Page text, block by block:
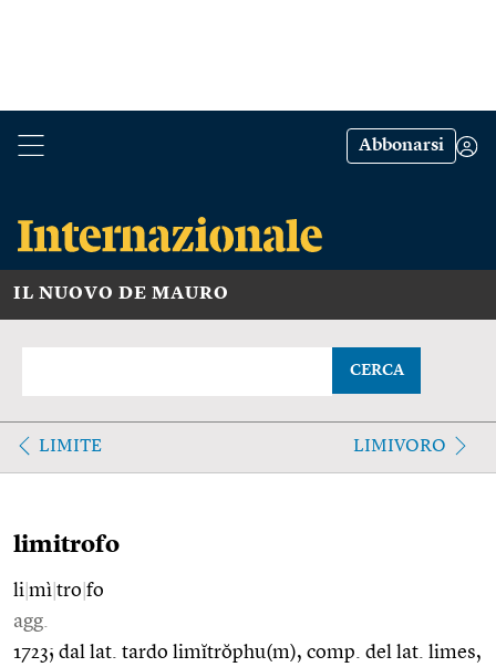
Abbonarsi
IL NUOVO DE MAURO
CERCA
LIMITE LIMIVORO
limitrofo
li mì tro fo
agg.
1723; dal lat. tardo limĭtrŏphu(m), comp. del lat. limes,